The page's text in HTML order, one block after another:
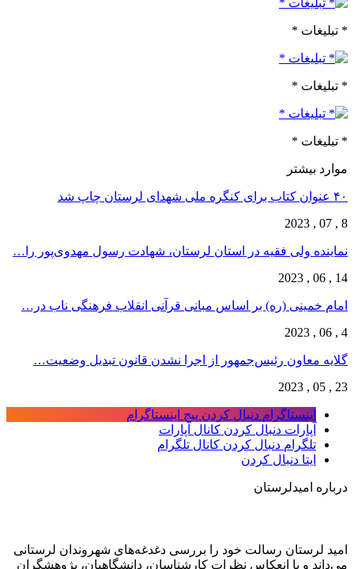
* تبلیغات *
* تبلیغات *
* تبلیغات *
موارد بیشتر
۴۰ عنوان کتاب برای کنگره ملی شهدای لرستان چاپ شد
8 , 07 , 2023
نماینده ولی فقیه در استان لرستان، شهادت رسول مهدوی‌پور را…
14 , 06 , 2023
امام خمینی (ره) بر اساس مبانی قرآنی انقلاب فرهنگی ناب در…
4 , 06 , 2023
گلایه معاون رئیس‌جمهور از اجرا نشدن قانون تبدیل وضعیت…
23 , 05 , 2023
اینستاگرام دنبال کردن پیج اینستاگرام
آپارات دنبال کردن کانال آپارات
تلگرام دنبال کردن کانال تلگرام
ایتا دنبال کردن
درباره امیدلرستان
امید لرستان رسالت خود را بررسی دغدغه‌های شهروندان لرستانی
می‌داند و با انعکاس نظرات کارشناسان، دانشگاهیان، پژوهشگران